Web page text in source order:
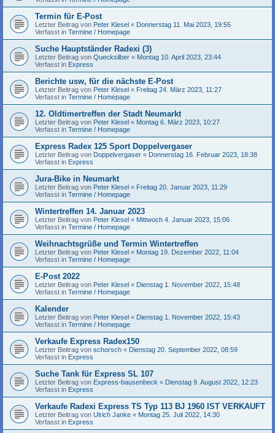
Termin für E-Post
Letzter Beitrag von Peter Klesel « Donnerstag 11. Mai 2023, 19:55
Verfasst in Termine / Homepage
Suche Hauptständer Radexi (3)
Letzter Beitrag von Quecksilber « Montag 10. April 2023, 23:44
Verfasst in Express
Berichte usw, für die nächste E-Post
Letzter Beitrag von Peter Klesel « Freitag 24. März 2023, 11:27
Verfasst in Termine / Homepage
12. Oldtimertreffen der Stadt Neumarkt
Letzter Beitrag von Peter Klesel « Montag 6. März 2023, 10:27
Verfasst in Termine / Homepage
Express Radex 125 Sport Doppelvergaser
Letzter Beitrag von Doppelvergaser « Donnerstag 16. Februar 2023, 18:38
Verfasst in Express
Jura-Bike in Neumarkt
Letzter Beitrag von Peter Klesel « Freitag 20. Januar 2023, 11:29
Verfasst in Termine / Homepage
Wintertreffen 14. Januar 2023
Letzter Beitrag von Peter Klesel « Mittwoch 4. Januar 2023, 15:06
Verfasst in Termine / Homepage
Weihnachtsgrüße und Termin Wintertreffen
Letzter Beitrag von Peter Klesel « Montag 19. Dezember 2022, 11:04
Verfasst in Termine / Homepage
E-Post 2022
Letzter Beitrag von Peter Klesel « Dienstag 1. November 2022, 15:48
Verfasst in Termine / Homepage
Kalender
Letzter Beitrag von Peter Klesel « Dienstag 1. November 2022, 15:43
Verfasst in Termine / Homepage
Verkaufe Express Radex150
Letzter Beitrag von schorsch « Dienstag 20. September 2022, 08:59
Verfasst in Express
Suche Tank für Express SL 107
Letzter Beitrag von Express-bausenbeck « Dienstag 9. August 2022, 12:23
Verfasst in Express
Verkaufe Radexi Express TS Typ 113 BJ 1960 IST VERKAUFT
Letzter Beitrag von Ulrich Janke « Montag 25. Juli 2022, 14:30
Verfasst in Express